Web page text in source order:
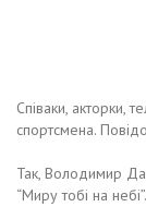
Співаки, акторки,
спортсмена.
Так, Володимир
“Миру тобі на небі”.